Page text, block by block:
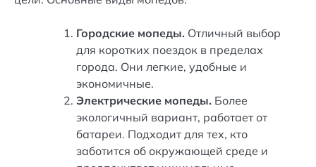
Городские мопеды. Отличный выбор
для коротких поездок в пределах
города. Они легкие, удобные и
экономичные.
Электрические мопеды. Более
экологичный вариант, работает от
батареи. Подходит для тех, кто
заботится об окружающей среде и